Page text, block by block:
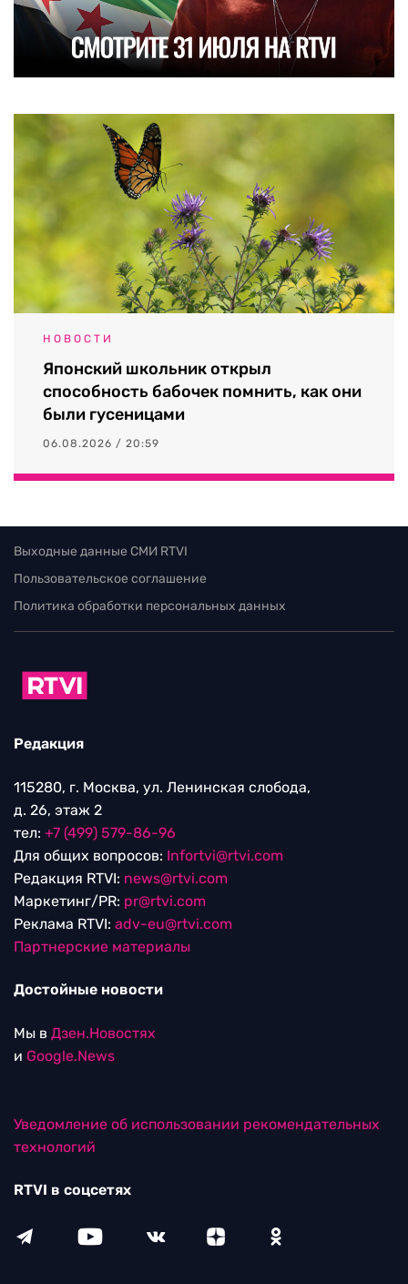
НОВОСТИ
Японский школьник открыл
способность бабочек помнить, как они
были гусеницами
06.08.2026 / 20:59
Выходные данные СМИ RTVI
Пользовательское соглашение
Политика обработки персональных данных
Редакция
115280, г. Москва, ул. Ленинская слобода,
д. 26, этаж 2
тел: +7 (499) 579-86-96
Для общих вопросов: Infortvi@rtvi.com
Редакция RTVI: news@rtvi.com
Маркетинг/PR: pr@rtvi.com
Реклама RTVI: adv-eu@rtvi.com
Партнерские материалы
Достойные новости
Мы в Дзен.Новостях
и Google.News
Уведомление об использовании рекомендательных
технологий
RTVI в соцсетях